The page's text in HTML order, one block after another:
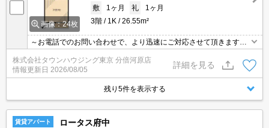
画像：24枚
敷
1ヶ月 礼
1ヶ月
3階
1K 26.55m²
～お電話でのお問い合わせで、より迅速にご対応させて頂きます～
地域密着タウンハウジングまで～
株式会社タウンハウジング東京 分倍河原店
情報更新日 2026/08/05
詳細を見る
残り5件を表示する
賃貸アパート ロータス府中